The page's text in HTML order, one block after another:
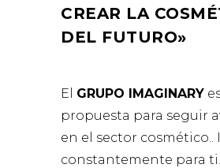
CREAR LA
DEL FUTURO»
El GRUPO IMAGINARY
propuesta para seguir
en el sector cosmético..
constantemente para ti.